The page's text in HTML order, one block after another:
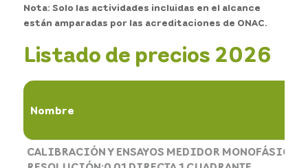
Nota: Solo las actividades incluidas en el alcance
están amparadas por las acreditaciones de ONAC.
Listado de precios 2026
Nombre
CALIBRACIÓN Y ENSAYOS MEDIDOR MONOFÁSICO